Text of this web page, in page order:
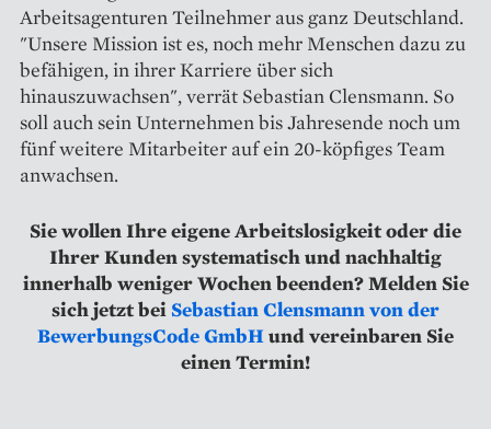
Arbeitsagenturen Teilnehmer aus ganz Deutschland.
"Unsere Mission ist es, noch mehr Menschen dazu zu
befähigen, in ihrer Karriere über sich
hinauszuwachsen", verrät Sebastian Clensmann. So
soll auch sein Unternehmen bis Jahresende noch um
fünf weitere Mitarbeiter auf ein 20-köpfiges Team
anwachsen.
Sie wollen Ihre eigene Arbeitslosigkeit oder die
Ihrer Kunden systematisch und nachhaltig
innerhalb weniger Wochen beenden? Melden Sie
sich jetzt bei Sebastian Clensmann von der
BewerbungsCode GmbHund vereinbaren Sie
einen Termin!